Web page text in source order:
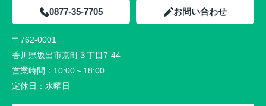
0877-35-7705 お問い合わせ
〒762-0001
香川県坂出市京町３丁目7-44
営業時間： 10:00～18:00
定休日： 水曜日